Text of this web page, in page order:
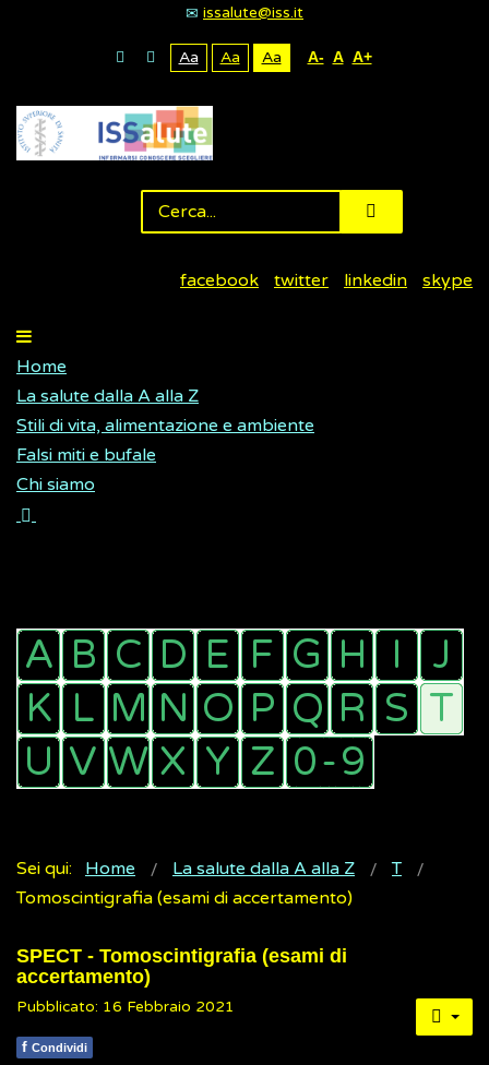
issalute@iss.it
Aa Aa Aa A- A A+
facebook twitter linkedin skype
Home
La salute dalla A alla Z
Stili di vita, alimentazione e ambiente
Falsi miti e bufale
Chi siamo
Sei qui: Home La salute dalla A alla Z
T
Tomoscintigrafia (esami di accertamento)
SPECT - Tomoscintigrafia (esami di
accertamento)
Pubblicato: 16 Febbraio 2021
f Condividi